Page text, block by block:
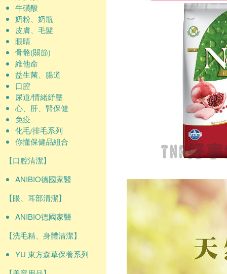
牛磺酸
奶粉、奶瓶
皮膚、毛髮
眼睛
骨骼(關節)
維他命
益生菌、腸道
口腔
尿道/情緒紓壓
心、肝、腎保健
免疫
化毛/排毛系列
你懂保健品組合
【口腔清潔】
ANIBIO德國家醫
【眼、耳部清潔】
ANIBIO德國家醫
【洗毛精、身體清潔】
YU 東方森草保養系列